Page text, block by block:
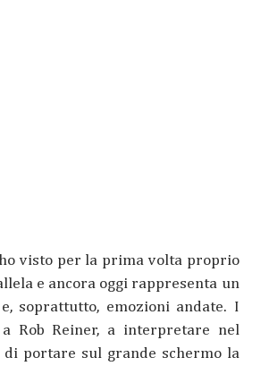
visto per la prima volta proprio
e ancora oggi rappresenta un
soprattutto, emozioni andate. I
Rob Reiner, a interpretare nel
portare sul grande schermo la